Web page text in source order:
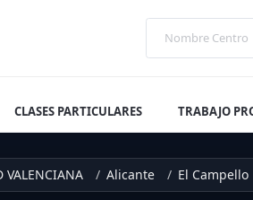
CLASES PARTICULARES TRABAJO
VALENCIANA Alicante El Campello